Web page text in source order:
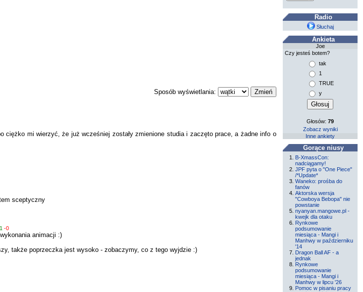
Sposób wyświetlania:
ciężko mi wierzyć, że już wcześniej zostały zmienione studia i zaczęto prace, a żadne info o
sceptyczny
-0
animacji :)
także poprzeczka jest wysoko - zobaczymy, co z tego wyjdzie :)
Radio
Słuchaj
Ankieta
Joe
Czy jesteś botem?
tak
1
TRUE
y
Głosów:79
Zobacz wyniki
Inne ankiety
Gorące niusy
B-XmassCon:
nadciągamy!
JPF pyta o "One Piece"
/*Update*
Waneko: prośba do
fanów
Aktorska wersja
"Cowboya Bebopa" nie
powstanie
nyanyan.mangowe.pl -
kwejk dla otaku
Rynkowe
podsumowanie
miesiąca - Mangi i
Manhwy w październiku
'14
Dragon Ball AF - a
jednak
Rynkowe
podsumowanie
miesiąca - Mangi i
Manhwy w lipcu '26
Pomoc w pisaniu pracy